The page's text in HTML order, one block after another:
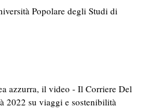
Popolare degli Studi di
azzurra, il video - Il Corriere Del
2022 su viaggi e sostenibilità